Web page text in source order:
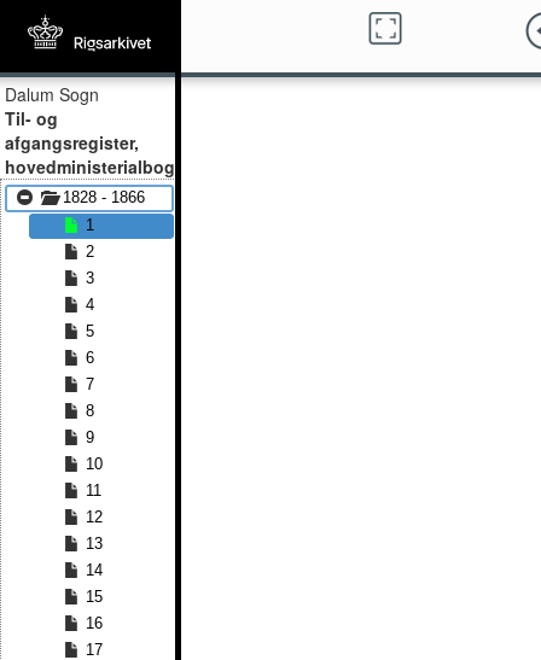
Dalum Sogn
Til- og
afgangsregister,
hovedministerialbog
1828 - 1866
1
2
3
4
5
6
7
8
9
10
11
12
13
14
15
16
17